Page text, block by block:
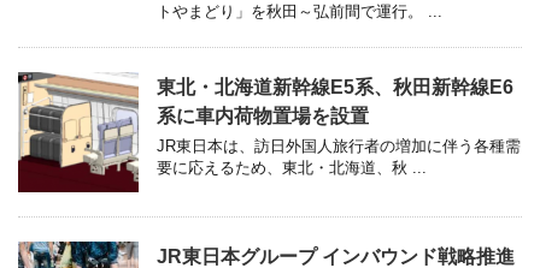
トやまどり」を秋田～弘前間で運行。 ...
東北・北海道新幹線E5系、秋田新幹線E6
系に車内荷物置場を設置
JR東日本は、訪日外国人旅行者の増加に伴う各種需
要に応えるため、東北・北海道、秋 ...
JR東日本グループ インバウンド戦略推進